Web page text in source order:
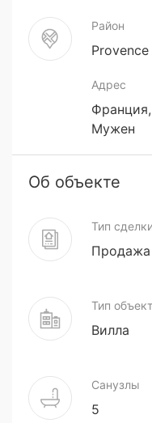
Район
Адрес
Мужен
Об объекте
Тип
Продажа
Тип
Вилла
Санузлы
5